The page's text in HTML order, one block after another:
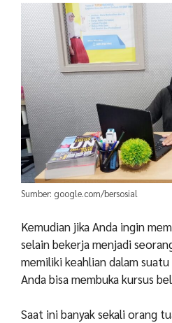
Sumber: google.com/bersosial
Kemudian jika Anda ingin
selain bekerja menjadi
memiliki keahlian dalam
Anda bisa membuka kursus
Saat ini banyak sekali orang